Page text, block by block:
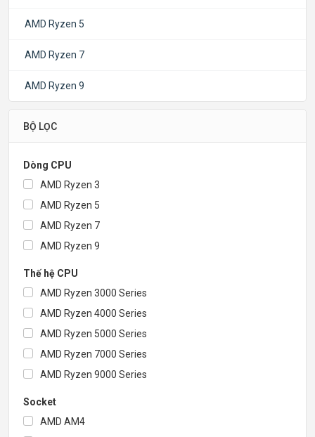
AMD Ryzen 5
AMD Ryzen 7
AMD Ryzen 9
BỘ LỌC
Dòng CPU
AMD Ryzen 3
AMD Ryzen 5
AMD Ryzen 7
AMD Ryzen 9
Thế hệ CPU
AMD Ryzen 3000 Series
AMD Ryzen 4000 Series
AMD Ryzen 5000 Series
AMD Ryzen 7000 Series
AMD Ryzen 9000 Series
Socket
AMD AM4